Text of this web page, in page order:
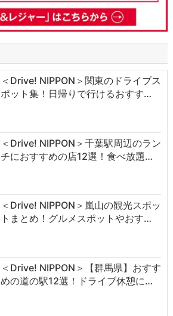
＜Drive! NIPPON＞関東のドライブス
ポット集！日帰りで行けるおすす…
＜Drive! NIPPON＞千葉駅周辺のラン
チにおすすめの店12選！食べ放題…
＜Drive! NIPPON＞嵐山の観光スポッ
トまとめ！グルメスポットやおす…
＜Drive! NIPPON＞【群馬県】おすす
めの道の駅12選！ドライブ休憩に…